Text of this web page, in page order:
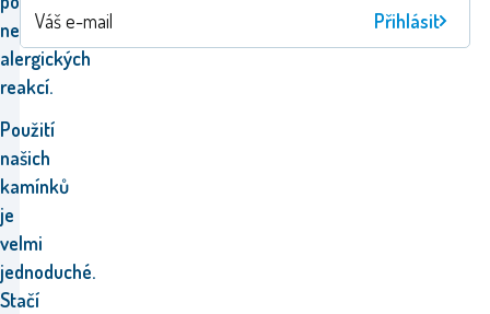
nebo
alergických
reakcí.
Použití
našich
kamínků
je
velmi
jednoduché.
Stačí
Přihlásit